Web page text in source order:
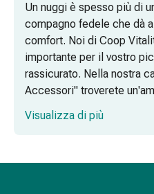
Omeopatia
Fitoterapia
Sale
di
Schüssler
Spagirici
Antroposofico
prostata
Un nuggi è spesso più di
compagno fedele che dà
comfort. Noi di Coop
importante per il vostro
rassicurato. Nella nostra
Accessori" troverete
accessori per
bambino in ogni situazione.
Visualizza di più